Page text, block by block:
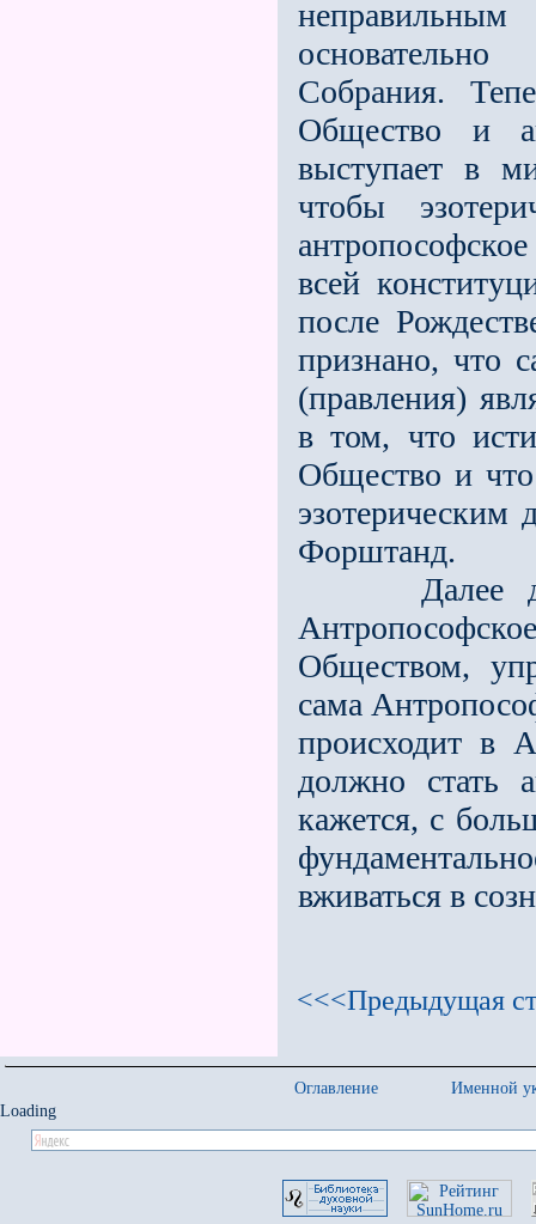
Собрания.
Общество и
выступает в
чтобы
всей
после
признано, что
(правления)
в том, что
Обще­ство и
эзотерическим
Форштанд.
Далее
Обществом,
сама
происходит в
должно стать
кажется, с
вживаться в
<<<Предыдущая
Оглавление
Именной
Loading